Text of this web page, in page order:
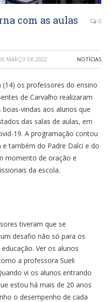
com as aulas
0
MARÇO DE 2022 NOTÍCIAS
os professores do ensino
de Carvalho realizaram
vindas aos alunos que
das salas de aulas, em
19. A programação contou
também do Padre Dalci e do
momento de oração e
da escola.
tiveram que se
desafio não só para os
Ver os alunos
a professora Sueli
vi os alunos entrando
estou há mais de 20 anos
o desempenho de cada